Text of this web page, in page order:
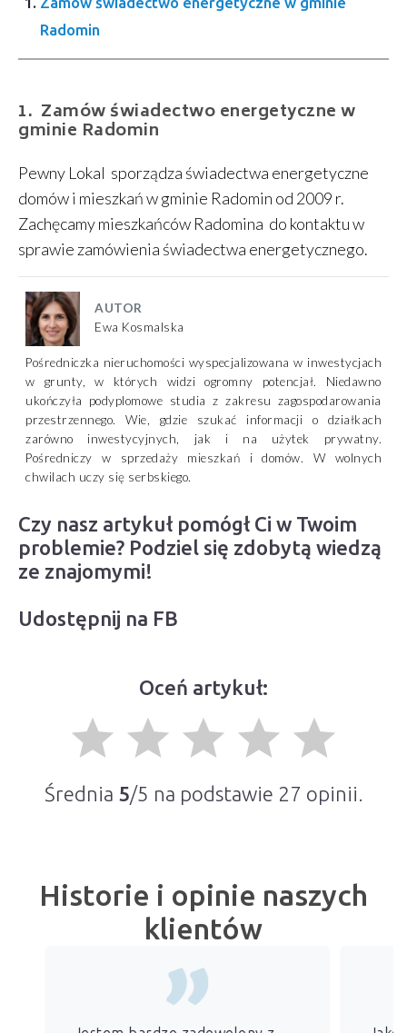
Radomin
Zamów świadectwo energetyczne w
gminie Radomin
Pewny Lokal sporządza świadectwa energetyczne
domów i mieszkań w gminie Radomin od 2009 r.
Zachęcamy mieszkańców Radomina do kontaktu w
sprawie zamówienia świadectwa energetycznego.
AUTOR
Ewa Kosmalska
Pośredniczka nieruchomości wyspecjalizowana w inwestycjach
w grunty, w których widzi ogromny potencjał. Niedawno
ukończyła podyplomowe studia z zakresu zagospodarowania
przestrzennego. Wie, gdzie szukać informacji o działkach
zarówno inwestycyjnych, jak i na użytek prywatny.
Pośredniczy w sprzedaży mieszkań i domów. W wolnych
chwilach uczy się serbskiego.
Czy nasz artykuł pomógł Ci w Twoim
problemie? Podziel się zdobytą wiedzą
ze znajomymi!
Udostępnij na FB
Oceń artykuł:
grade grade grade grade grade
Średnia 5/5 na podstawie 27 opinii.
Historie i opinie naszych
klientów